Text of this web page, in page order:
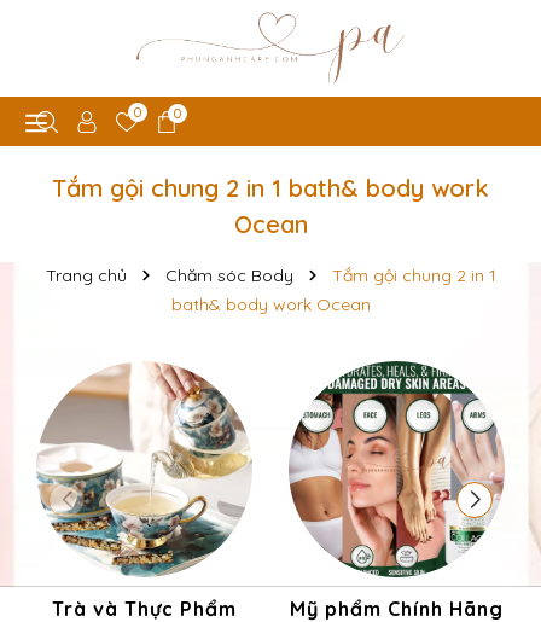
0 0
Tắm gội chung 2 in 1 bath& body work
Ocean
Trang chủ Chăm sóc Body
Tắm gội chung 2 in 1
bath& body work Ocean
Trà và Thực Phẩm
Mỹ phẩm Chính Hãng